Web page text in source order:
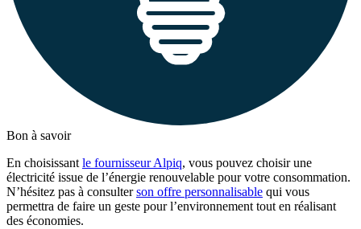
Bon à savoir
En choisissantle fournisseur Alpiq, vous pouvez choisir une
électricité issue de l’énergie renouvelable pour votre consommation.
N’hésitez pas à consulterson offre personnalisable qui vous
permettra de faire un geste pour l’environnement tout en réalisant
des économies.